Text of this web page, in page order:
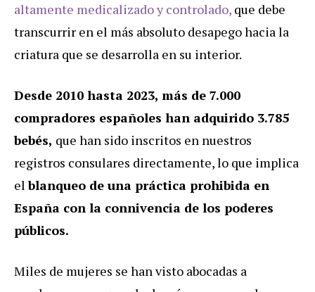
altamente medicalizado y controlado, que debe
transcurrir en el más absoluto desapego hacia la
criatura que se desarrolla en su interior.
Desde 2010 hasta 2023, más de 7.000
compradores españoles han adquirido 3.785
bebés, que han sido inscritos en nuestros
registros consulares directamente, lo que implica
elblanqueo de una práctica prohibida en
España con la connivencia de los poderes
públicos.
Miles de mujeres se han visto abocadas a